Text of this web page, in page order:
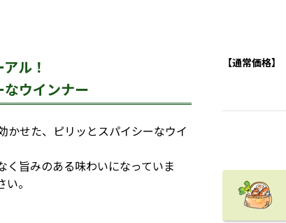
ル！
ウインナー
せた、ピリッとスパイシーなウイ
旨みのある味わいになっていま
。
【通常価格】